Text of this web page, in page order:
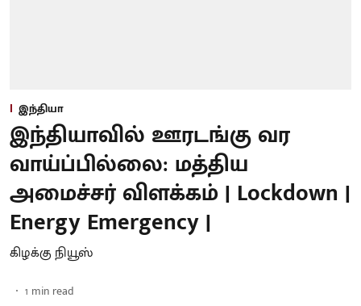
இந்தியா
இந்தியாவில் ஊரடங்கு வர
வாய்ப்பில்லை: மத்திய
அமைச்சர் விளக்கம் | Lockdown |
Energy Emergency |
கிழக்கு நியூஸ்
1 min read